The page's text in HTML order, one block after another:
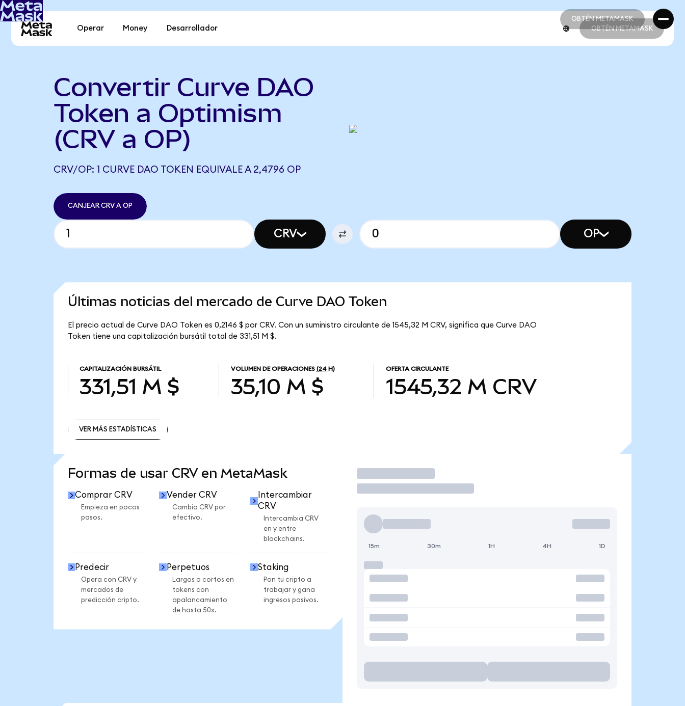
OBTÉN METAMASK
OBTÉN METAMASK
Operar Money Desarrollador OBTÉN METAMASK
Convertir Curve DAO
Token a Optimism
(CRV a OP)
CRV/OP: 1 CURVE DAO TOKEN EQUIVALE A 2,4796 OP
CANJEAR CRV A OP
CRV OP
Últimas noticias del mercado de Curve DAO Token
El precio actual de Curve DAO Token es 0,2146 $ por CRV. Con un suministro circulante de 1545,32 M CRV, significa que Curve DAO
Token tiene una capitalización bursátil total de 331,51 M $.
CAPITALIZACIÓN BURSÁTIL
331,51 M $
VOLUMEN DE OPERACIONES (24 H)
35,10 M $
OFERTA CIRCULANTE
1545,32 M CRV
VER MÁS ESTADÍSTICAS
Formas de usar CRV en MetaMask
Comprar CRV
Empieza en pocos
pasos.
Vender CRV
Cambia CRV por
efectivo.
Intercambiar
CRV
Intercambia CRV
en y entre
blockchains.
Predecir
Opera con CRV y
mercados de
predicción cripto.
Perpetuos
Largos o cortos en
tokens con
apalancamiento
de hasta 50x.
Staking
Pon tu cripto a
trabajar y gana
ingresos pasivos.
Operar
15m 30m 1H 4H 1D